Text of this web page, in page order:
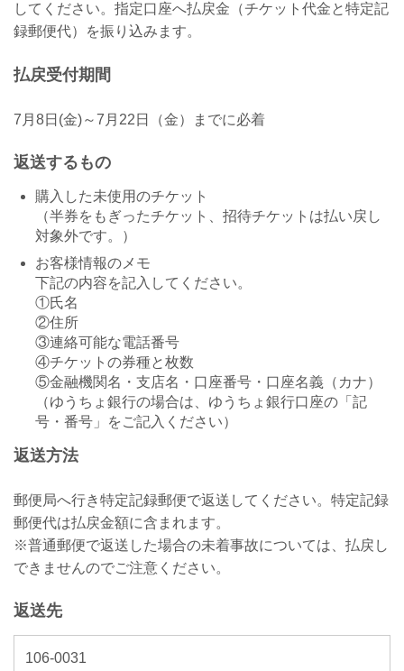
してください。指定口座へ払戻金（チケット代金と特定記
録郵便代）を振り込みます。
払戻受付期間
7月8日(金)～7月22日（金）までに必着
返送するもの
購入した未使用のチケット
（半券をもぎったチケット、招待チケットは払い戻し
対象外です。）
お客様情報のメモ
下記の内容を記入してください。
①氏名
②住所
③連絡可能な電話番号
④チケットの券種と枚数
⑤金融機関名・支店名・口座番号・口座名義（カナ）
（ゆうちょ銀行の場合は、ゆうちょ銀行口座の「記
号・番号」をご記入ください）
返送方法
郵便局へ行き特定記録郵便で返送してください。特定記録
郵便代は払戻金額に含まれます。
※普通郵便で返送した場合の未着事故については、払戻し
できませんのでご注意ください。
返送先
106-0031